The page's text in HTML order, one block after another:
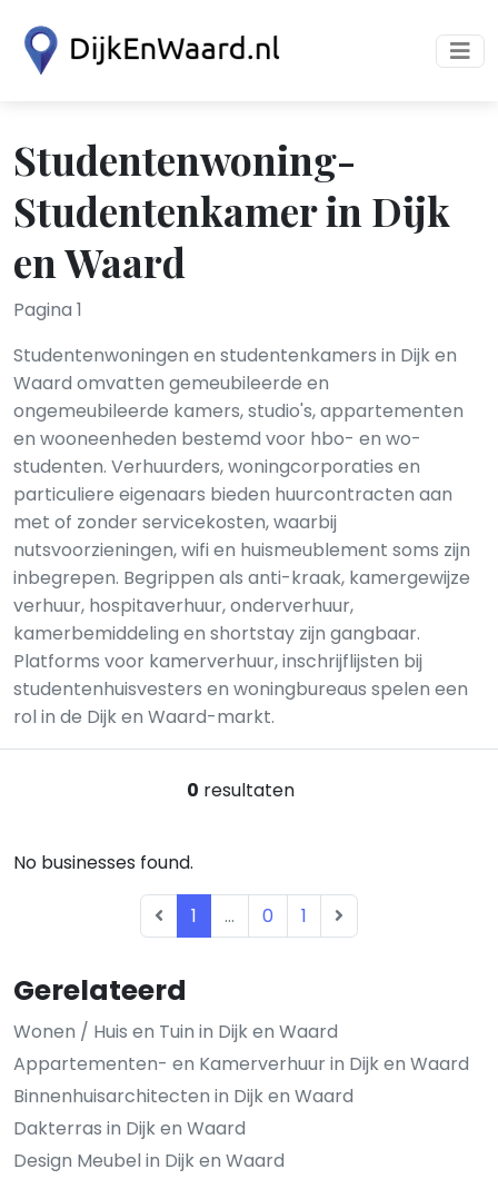
Studentenwoning-
Studentenkamer in Dijk
en Waard
Pagina 1
Studentenwoningen en studentenkamers in Dijk en
Waard omvatten gemeubileerde en
ongemeubileerde kamers, studio's, appartementen
en wooneenheden bestemd voor hbo- en wo-
studenten. Verhuurders, woningcorporaties en
particuliere eigenaars bieden huurcontracten aan
met of zonder servicekosten, waarbij
nutsvoorzieningen, wifi en huismeublement soms zijn
inbegrepen. Begrippen als anti-kraak, kamergewijze
verhuur, hospitaverhuur, onderverhuur,
kamerbemiddeling en shortstay zijn gangbaar.
Platforms voor kamerverhuur, inschrijflijsten bij
studentenhuisvesters en woningbureaus spelen een
rol in de Dijk en Waard-markt.
Gerelateerd
Wonen / Huis en Tuin in Dijk en Waard
Appartementen- en Kamerverhuur in Dijk en Waard
Binnenhuisarchitecten in Dijk en Waard
Dakterras in Dijk en Waard
Design Meubel in Dijk en Waard
0 resultaten
No businesses found.
1 ... 0 1